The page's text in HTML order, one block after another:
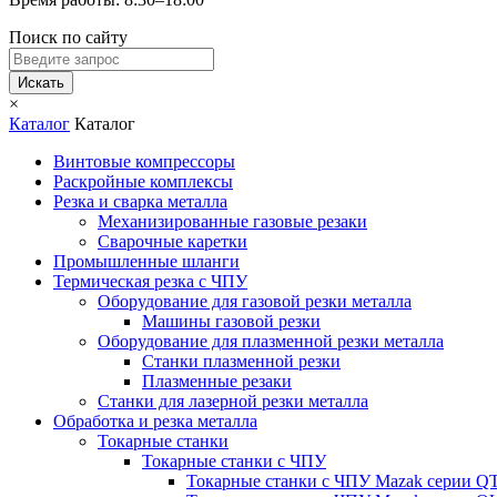
Поиск по сайту
Искать
×
Каталог Каталог
Винтовые компрессоры
Раскройные комплексы
Резка и сварка металла
Механизированные газовые резаки
Сварочные каретки
Промышленные шланги
Термическая резка с ЧПУ
Оборудование для газовой резки металла
Машины газовой резки
Оборудование для плазменной резки металла
Станки плазменной резки
Плазменные резаки
Станки для лазерной резки металла
Обработка и резка металла
Токарные станки
Токарные станки с ЧПУ
Токарные станки с ЧПУ Mazak серии